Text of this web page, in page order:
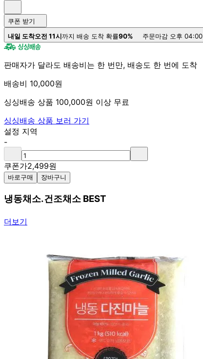
쿠폰 받기
내일 도착오전 11시까지 배송 도착 확률90% 주문마감 오후 04:00
판매자가 달라도 배송비는 한 번만, 배송도 한 번에 도착
배송비 10,000원
싱싱배송 상품 100,000원 이상 무료
싱싱배송 상품 보러 가기
설정 지역
-
쿠폰가2,499원
바로구매 장바구니
냉동채소.건조채소 BEST
더보기